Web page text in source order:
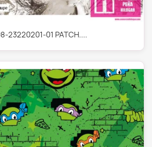
23220201-01 PATCH....